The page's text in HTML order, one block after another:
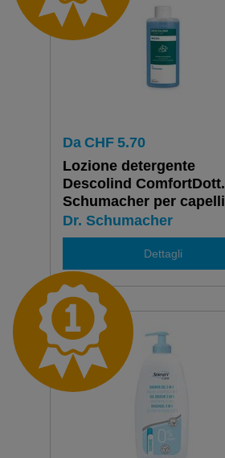
Da CHF 5.70
Lozione detergente
Descolind ComfortDott.
Schumacher per capelli
normaliut,
100ml/500ml/1L/5L
Dr. Schumacher
Dettagli